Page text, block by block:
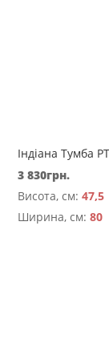
Індіана Тумба
3 830грн.
Висота, см:47,5
Ширина, см:80